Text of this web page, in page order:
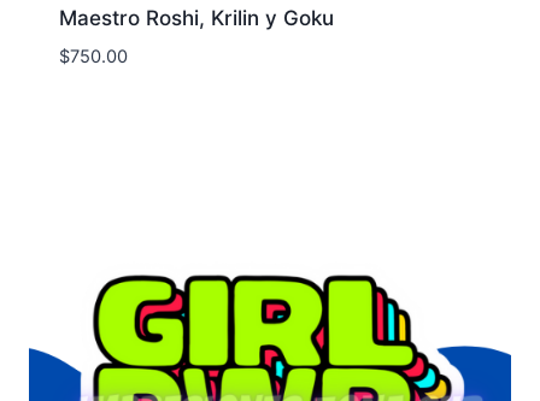
Maestro Roshi, Krilin y Goku
$750.00